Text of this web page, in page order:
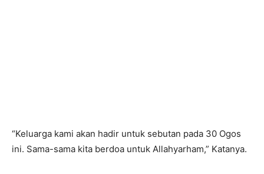
“Keluarga kami akan hadir untuk sebutan pada 30 Ogos
ini. Sama-sama kita berdoa untuk Allahyarham,” Katanya.